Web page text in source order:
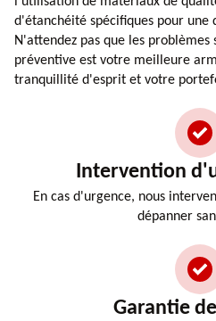
d'étanchéité spécifiques pour
N'attendez pas que les
préventive est votre meilleure
tranquillité d'esprit et votre
Intervention
En cas d'urgence, nous
dépanner
Garantie